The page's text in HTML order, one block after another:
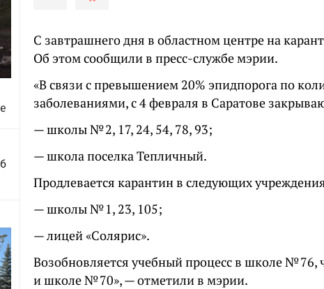
С завтрашнего дня в областном центре на
Об этом сообщили в пресс-службе мэрии.
«В связи с превышением 20% эпидпорога по
заболеваниями, с 4 февраля в Саратове
— школы № 2, 17, 24, 54, 78, 93;
— школа поселка Тепличный.
Продлевается карантин в следующих
— школы № 1, 23, 105;
— лицей «Солярис».
Возобновляется учебный процесс в школе №
и школе № 70», — отметили в мэрии.